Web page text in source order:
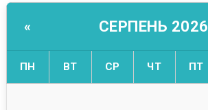
« СЕРПЕНЬ 2026
ПН ВТ СР ЧТ ПТ